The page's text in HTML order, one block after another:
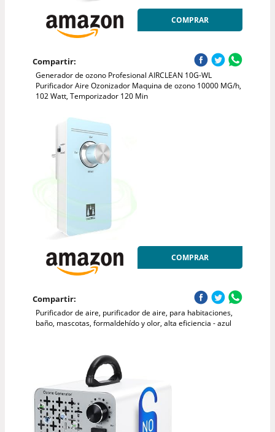
COMPRAR
Compartir:
Generador de ozono Profesional AIRCLEAN 10G-WL
Purificador Aire Ozonizador Maquina de ozono 10000 MG/h,
102 Watt, Temporizador 120 Min
COMPRAR
Compartir:
Purificador de aire, purificador de aire, para habitaciones,
baño, mascotas, formaldehído y olor, alta eficiencia - azul